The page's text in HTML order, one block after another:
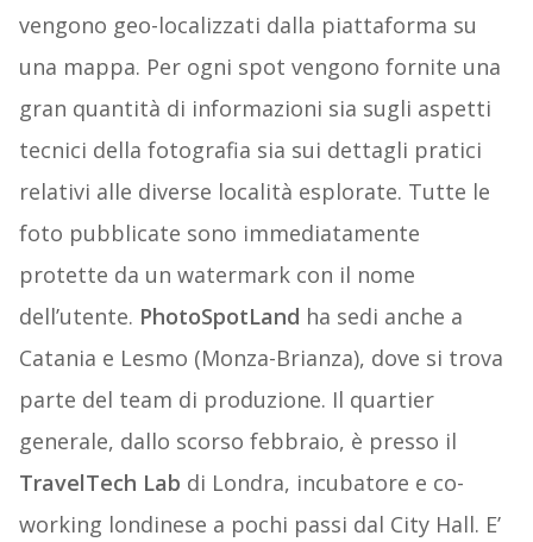
vengono geo-localizzati dalla piattaforma su
una mappa. Per ogni spot vengono fornite una
gran quantità di informazioni sia sugli aspetti
tecnici della fotografia sia sui dettagli pratici
relativi alle diverse località esplorate. Tutte le
foto pubblicate sono immediatamente
protette da un watermark con il nome
dell’utente. PhotoSpotLand ha sedi anche a
Catania e Lesmo (Monza-Brianza), dove si trova
parte del team di produzione. Il quartier
generale, dallo scorso febbraio, è presso il
TravelTech Lab di Londra, incubatore e co-
working londinese a pochi passi dal City Hall. E’